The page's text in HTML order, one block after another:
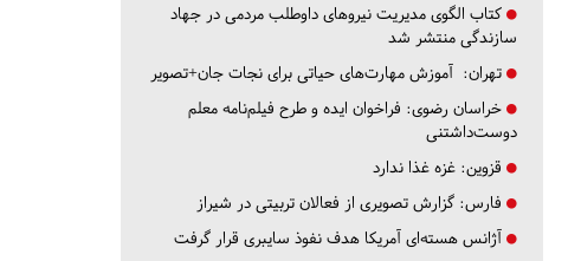
کتاب الگوی مدیریت نیروهای داوطلب مردمی در جهاد
سازندگی منتشر شد
تهران: آموزش مهارت‌های حیاتی برای نجات جان+تصویر
خراسان رضوی: فراخوان ایده و طرح فیلم‌نامه معلم
دوست‌داشتنی
قزوین: غزه غذا ندارد
فارس: گزارش تصویری از فعالان تربیتی در شیراز
آژانس هسته‌ای آمریکا هدف نفوذ سایبری قرار گرفت